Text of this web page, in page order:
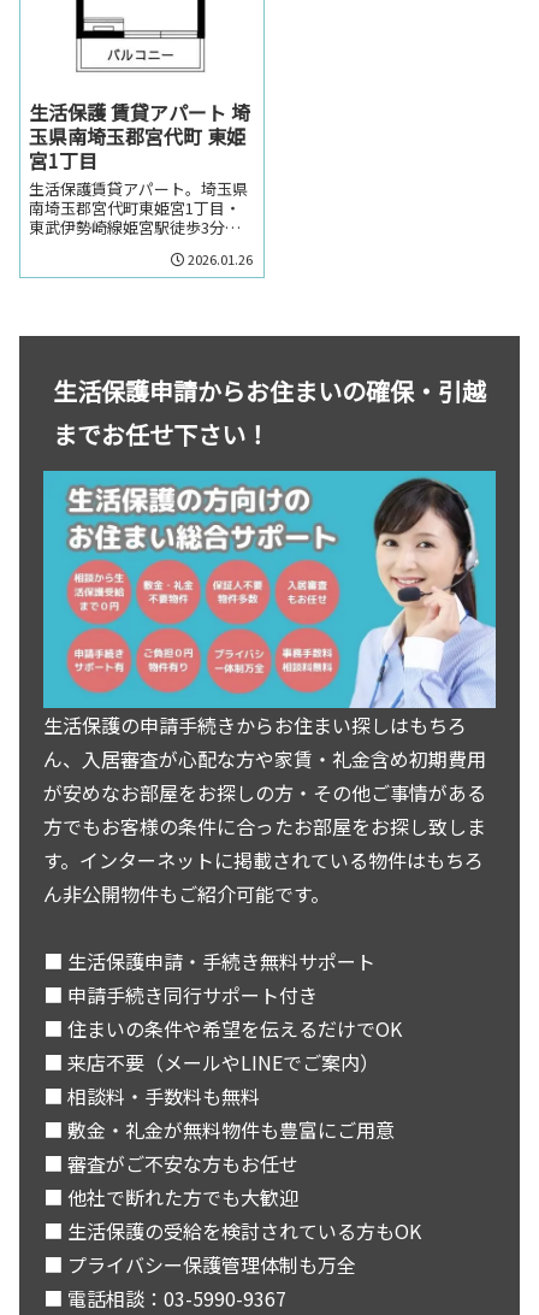
生活保護 賃貸アパート 埼
玉県南埼玉郡宮代町 東姫
宮1丁目
生活保護賃貸アパート。埼玉県
南埼玉郡宮代町東姫宮1丁目・
東武伊勢崎線姫宮駅徒歩3分の
貸アパート。埼玉県南埼玉郡宮
代町東姫宮1丁目・東武伊勢崎
さい。
2026.01.26
生活保護申請からお住まいの確保・引越
までお任せ下さい！
生活保護の申請手続きからお住まい探しはもちろ
ん、入居審査が心配な方や家賃・礼金含め初期費用
が安めなお部屋をお探しの方・その他ご事情がある
方でもお客様の条件に合ったお部屋をお探し致しま
す。インターネットに掲載されている物件はもちろ
ん非公開物件もご紹介可能です。
■ 生活保護申請・手続き無料サポート
■ 申請手続き同行サポート付き
■ 住まいの条件や希望を伝えるだけでOK
■ 来店不要（メールやLINEでご案内）
■ 相談料・手数料も無料
■ 敷金・礼金が無料物件も豊富にご用意
■ 審査がご不安な方もお任せ
■ 他社で断れた方でも大歓迎
■ 生活保護の受給を検討されている方もOK
■ プライバシー保護管理体制も万全
■ 電話相談：03-5990-9367